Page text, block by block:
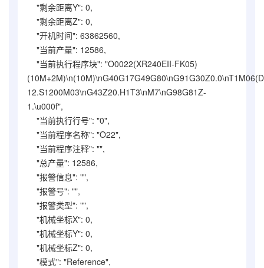
"剩余距离Y": 0,
"剩余距离Z": 0,
"开机时间": 63862560,
"当前产量": 12586,
"当前执行程序块": "O0022(XR240EII-FK05)
12.S1200M03\nG43Z20.H1T3\nM7\nG98G81Z-
1.\u000f",
"当前执行行号": "0",
"当前程序名称": "O22",
"当前程序注释": "",
"总产量": 12586,
"报警信息": "",
"报警号": "",
"报警类型": "",
"机械坐标X": 0,
"机械坐标Y": 0,
"机械坐标Z": 0,
"模式": "Reference",